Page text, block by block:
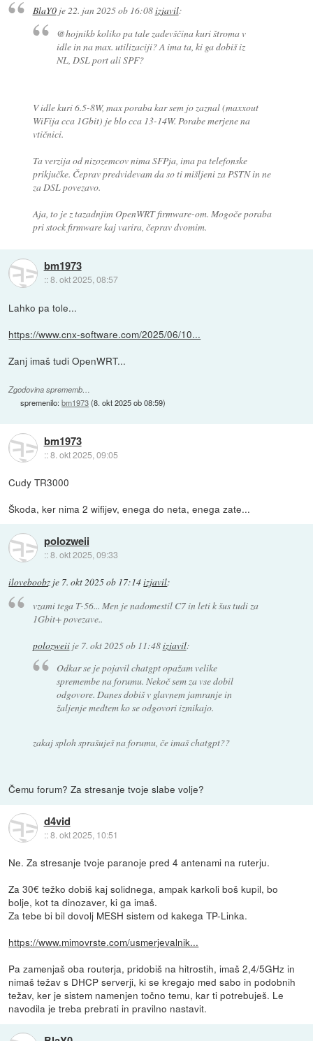
BlaY0je22. jan 2025 ob 16:08izjavil:
@hojnikb koliko pa tale zadevščina kuri štroma v
idle in na max. utilizaciji? A ima ta, ki ga dobiš iz
NL, DSL port ali SPF?
V idle kuri 6.5-8W, max poraba kar sem jo zaznal (maxxout
WiFija cca 1Gbit) je blo cca 13-14W. Porabe merjene na
vtičnici.
Ta verzija od nizozemcov nima SFPja, ima pa telefonske
prikjučke. Čeprav predvidevam da so ti mišljeni za PSTN in ne
za DSL povezavo.
Aja, to je z tazadnjim OpenWRT firmware-om. Mogoče poraba
pri stock firmware kaj varira, čeprav dvomim.
bm1973
::8. okt 2025, 08:57
Lahko pa tole...
https://www.cnx-software.com/2025/06/10...
Zanj imaš tudi OpenWRT...
Zgodovina sprememb…
spremenilo:bm1973(8. okt 2025 ob 08:59)
bm1973
::8. okt 2025, 09:05
Cudy TR3000
Škoda, ker nima 2 wifijev, enega do neta, enega zate...
polozweii
::8. okt 2025, 09:33
iloveboobz je 7. okt 2025 ob 17:14izjavil:
vzami tega T-56... Men je nadomestil C7 in leti k šus tudi za
1Gbit+ povezave..
polozweiije 7. okt 2025 ob 11:48izjavil:
Odkar se je pojavil chatgpt opažam velike
spremembe na forumu. Nekoč sem za vse dobil
odgovore. Danes dobiš v glavnem jamranje in
žaljenje medtem ko se odgovori izmikajo.
zakaj sploh sprašuješ na forumu, če imaš chatgpt??
Čemu forum? Za stresanje tvoje slabe volje?
d4vid
::8. okt 2025, 10:51
Ne. Za stresanje tvoje paranoje pred 4 antenami na ruterju.
Za 30€ težko dobiš kaj solidnega, ampak karkoli boš kupil, bo
bolje, kot ta dinozaver, ki ga imaš.
Za tebe bi bil dovolj MESH sistem od kakega TP-Linka.
https://www.mimovrste.com/usmerjevalnik...
Pa zamenjaš oba routerja, pridobiš na hitrostih, imaš 2,4/5GHz in
nimaš težav s DHCP serverji, ki se kregajo med sabo in podobnih
težav, ker je sistem namenjen točno temu, kar ti potrebuješ. Le
navodila je treba prebrati in pravilno nastavit.